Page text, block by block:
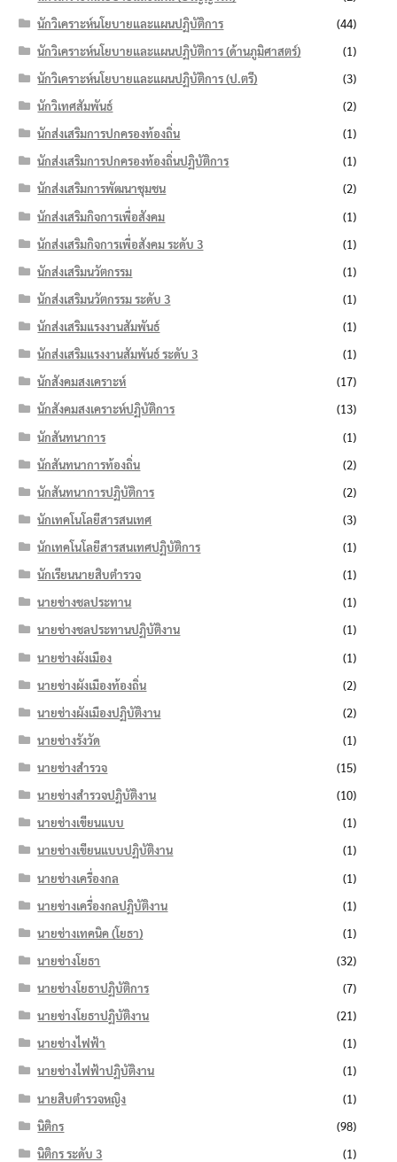
นักวิเคราะห์นโยบายและแผนปฏิบัติการ
(44)
นักวิเคราะห์นโยบายและแผนปฏิบัติการ (ด้านภูมิศาสตร์)
(1)
นักวิเคราะห์นโยบายและแผนปฏิบัติการ (ป.ตรี)
(3)
นักวิเทศสัมพันธ์
(2)
นักส่งเสริมการปกครองท้องถิ่น
(1)
นักส่งเสริมการปกครองท้องถิ่นปฏิบัติการ
(1)
นักส่งเสริมการพัฒนาชุมชน
(2)
นักส่งเสริมกิจการเพื่อสังคม
(1)
นักส่งเสริมกิจการเพื่อสังคม ระดับ 3
(1)
นักส่งเสริมนวัตกรรม
(1)
นักส่งเสริมนวัตกรรม ระดับ 3
(1)
นักส่งเสริมแรงงานสัมพันธ์
(1)
นักส่งเสริมแรงงานสัมพันธ์ ระดับ 3
(1)
นักสังคมสงเคราะห์
(17)
นักสังคมสงเคราะห์ปฏิบัติการ
(13)
นักสันทนาการ
(1)
นักสันทนาการท้องถิ่น
(2)
นักสันทนาการปฏิบัติการ
(2)
นักเทคโนโลยีสารสนเทศ
(3)
นักเทคโนโลยีสารสนเทศปฏิบัติการ
(1)
นักเรียนนายสิบตำรวจ
(1)
นายช่างชลประทาน
(1)
นายช่างชลประทานปฏิบัติงาน
(1)
นายช่างผังเมือง
(1)
นายช่างผังเมืองท้องถิ่น
(2)
นายช่างผังเมืองปฏิบัติงาน
(2)
นายช่างรังวัด
(1)
นายช่างสำรวจ
(15)
นายช่างสำรวจปฏิบัติงาน
(10)
นายช่างเขียนแบบ
(1)
นายช่างเขียนแบบปฏิบัติงาน
(1)
นายช่างเครื่องกล
(1)
นายช่างเครื่องกลปฏิบัติงาน
(1)
นายช่างเทคนิค (โยธา)
(1)
นายช่างโยธา
(32)
นายช่างโยธาปฏิบัติการ
(7)
นายช่างโยธาปฏิบัติงาน
(21)
นายช่างไฟฟ้า
(1)
นายช่างไฟฟ้าปฏิบัติงาน
(1)
นายสิบตำรวจหญิง
(1)
นิติกร
(98)
นิติกร ระดับ 3
(1)